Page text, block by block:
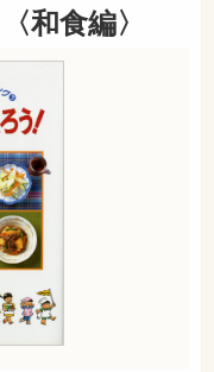
和食編〉